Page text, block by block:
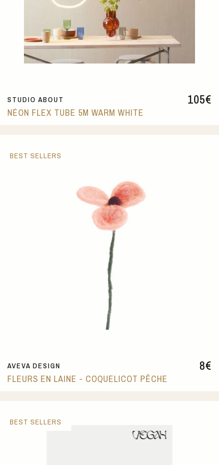
105€
STUDIO ABOUT
NÉON FLEX TUBE 5M WARM WHITE
8€
AVEVA DESIGN
FLEURS EN LAINE - COQUELICOT PÊCHE
BEST SELLERS
BEST SELLERS